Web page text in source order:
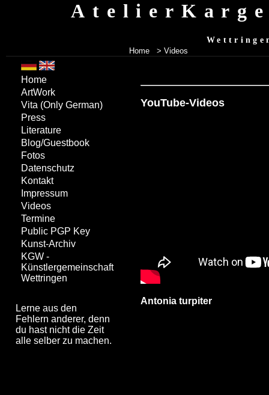
Home > Videos
YouTube-Videos
Antonia turpiter
Home
ArtWork
Vita (Only German)
Press
Literature
Blog/Guestbook
Fotos
Datenschutz
Kontakt
Impressum
Videos
Termine
Public PGP Key
Kunst-Archiv
KGW -
Künstlergemeinschaft
Wettringen
Lerne aus den
Fehlern anderer, denn
du hast nicht die Zeit
alle selber zu machen.